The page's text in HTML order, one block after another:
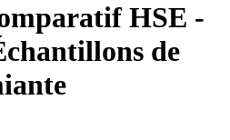
HSE -
de